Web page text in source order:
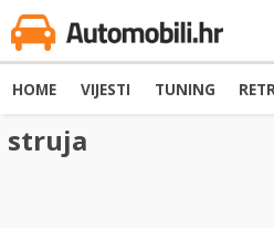
HOME VIJESTI TUNING
struja